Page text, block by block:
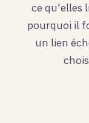
ce qu'elles
pourquoi il
un lien